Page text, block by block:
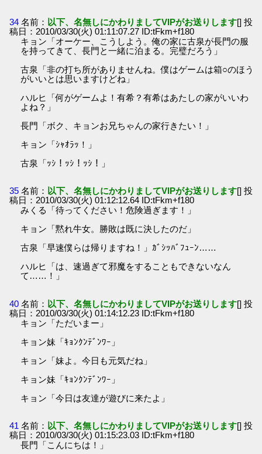
34 名前： 以下、名無しにかわりましてVIPがお送りします[] 投
稿日：2010/03/30(火) 01:11:07.27 ID:tFkm+f180
キョン「オーケー、こうしよう。俺の家に古泉が長門の服
を持ってきて、長門と一緒に泊まる。完璧だろう」
古泉「非の打ち所がありませんね。僕はゲームは箱○のほう
がいいとは思いますけどね」
ハルヒ「何がゲームよ！有希？有希はあたしの家がいいわ
よね？」
長門「ボク、キョンお兄ちゃんの家行きたい！」
キョン「ｼｬｵﾗｯ！」
古泉「ｯｼ！ｯｼ！ｯｼ！」
35 名前： 以下、名無しにかわりましてVIPがお送りします[] 投
稿日：2010/03/30(火) 01:12:12.64 ID:tFkm+f180
みくる「待ってください！危険過ぎます！」
キョン「黙れ牛女。勝敗は既に決したのだ」
古泉「早速僕らは帰りますね！」ｶﾞｼｯﾊﾞﾌｭｰﾝ……
ハルヒ「は、速過ぎて邪魔をすることもできないなん
て……！」
40 名前： 以下、名無しにかわりましてVIPがお送りします[] 投
稿日：2010/03/30(火) 01:14:12.23 ID:tFkm+f180
キョン「ただいまー」
キョン妹「ｷｮﾝｸﾝﾃﾞﾝﾜｰ」
キョン「妹よ。今日も元気だね」
キョン妹「ｷｮﾝｸﾝﾃﾞﾝﾜｰ」
キョン「今日は友達が遊びに来たよ」
41 名前： 以下、名無しにかわりましてVIPがお送りします[] 投
稿日：2010/03/30(火) 01:15:23.03 ID:tFkm+f180
長門「こんにちは！」